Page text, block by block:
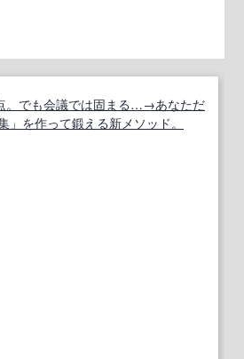
。でも会議では固まる…→あなただ
」を作って鍛える新メソッド。